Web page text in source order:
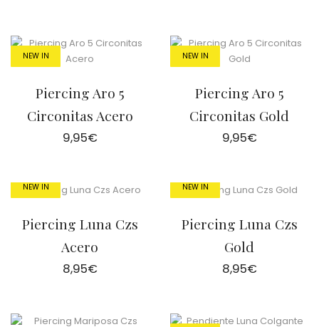
NEW IN
Piercing Aro 5
Circonitas Acero
9,95€
NEW IN
Piercing Aro 5
Circonitas Gold
9,95€
NEW IN
Piercing Luna Czs
Acero
8,95€
NEW IN
Piercing Luna Czs
Gold
8,95€